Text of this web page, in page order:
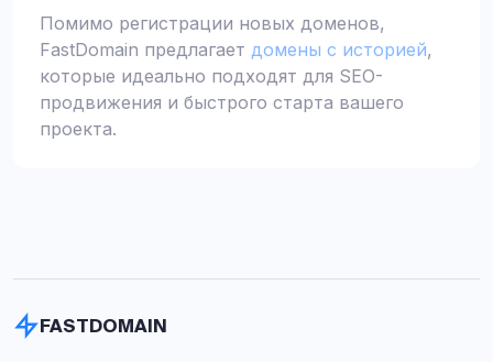
Помимо регистрации новых доменов,
FastDomain предлагает домены с историей,
которые идеально подходят для SEO-
продвижения и быстрого старта вашего
проекта.
FASTDOMAIN